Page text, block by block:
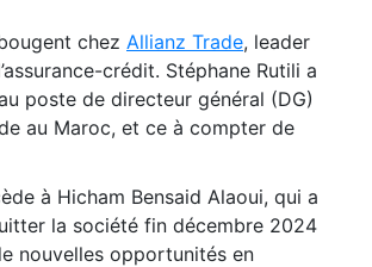
chez Allianz Trade, leader
crédit. Stéphane Rutili a
poste de directeur général (DG)
au Maroc, et ce à compter de
à Hicham Bensaid Alaoui, qui a
la société fin décembre 2024
nouvelles opportunités en